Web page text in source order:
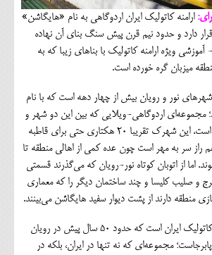
ارامنه کاتولیک ایران اردوگاهی به نام «هایگاشن»
دارد و حدود نیم قرن پیش سنگ بنای آن نهاده
ویژه ارامنه کاتولیک با بناهای زیبا که به
میزبان گره خورده است.
شهرهای نور و رویان بیش از چهار دهه است که با نام
مجموعه‌ای اردوگاهی-ویلایی که بین این دو شهر و
در محدوده ساحلی واقع است. این شهرک تقریبا ۲۰ هکتاری حتی برای قاطبه
راز سر به مهر است چون عده کمی از اهالی منطقه تا
اما از اتوبان کوتاه نور-رویان که می‌گذرند قسمتی
و صلیب کلیسا و چند ساختمان دیگر را که معماری
منطقه دارند از پشت دیوار سفید هایگاشن می‌بینند.
هایگاشن اردوگاه ارامنه کاتولیک ایران است که حدود ۵۰ سال پیش در رویان
مجموعه‌ای که نه تنها در ایران، بلکه در